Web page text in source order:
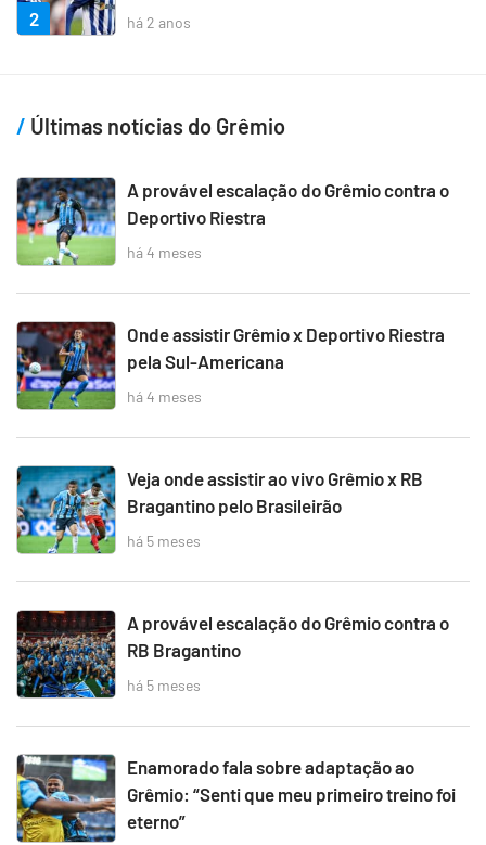
2 há 2 anos
Últimas notícias do Grêmio
A provável escalação do Grêmio contra o
Deportivo Riestra
há 4 meses
Onde assistir Grêmio x Deportivo Riestra
pela Sul-Americana
há 4 meses
Veja onde assistir ao vivo Grêmio x RB
Bragantino pelo Brasileirão
há 5 meses
A provável escalação do Grêmio contra o
RB Bragantino
há 5 meses
Enamorado fala sobre adaptação ao
Grêmio: “Senti que meu primeiro treino foi
eterno”